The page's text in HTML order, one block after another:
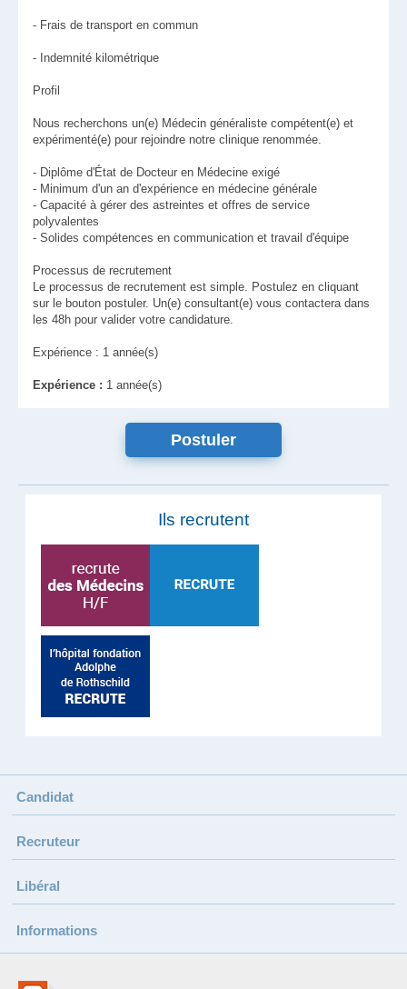
- Frais de transport en commun
- Indemnité kilométrique
Profil
Nous recherchons un(e) Médecin généraliste compétent(e) et
expérimenté(e) pour rejoindre notre clinique renommée.
- Diplôme d'État de Docteur en Médecine exigé
- Minimum d'un an d'expérience en médecine générale
- Capacité à gérer des astreintes et offres de service
polyvalentes
- Solides compétences en communication et travail d'équipe
Processus de recrutement
Le processus de recrutement est simple. Postulez en cliquant
sur le bouton postuler. Un(e) consultant(e) vous contactera dans
les 48h pour valider votre candidature.
Expérience : 1 année(s)
Expérience : 1 année(s)
Ils recrutent
Candidat
Recruteur
Libéral
Informations